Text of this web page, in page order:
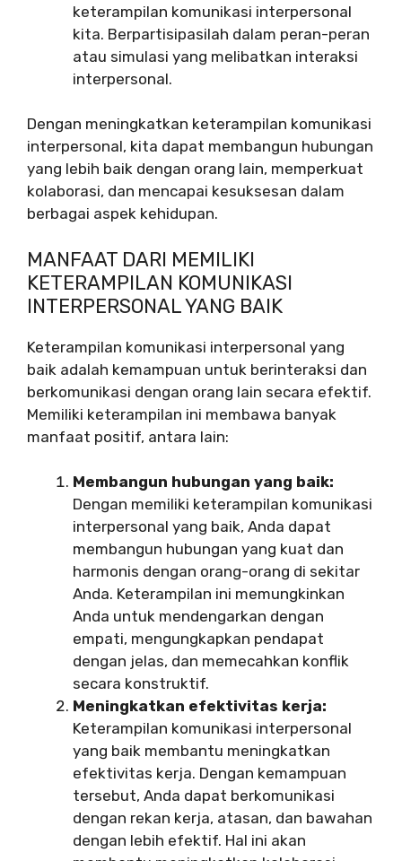
keterampilan komunikasi interpersonal
kita. Berpartisipasilah dalam peran-peran
atau simulasi yang melibatkan interaksi
interpersonal.
Dengan meningkatkan keterampilan komunikasi
interpersonal, kita dapat membangun hubungan
yang lebih baik dengan orang lain, memperkuat
kolaborasi, dan mencapai kesuksesan dalam
berbagai aspek kehidupan.
MANFAAT DARI MEMILIKI
KETERAMPILAN KOMUNIKASI
INTERPERSONAL YANG BAIK
Keterampilan komunikasi interpersonal yang
baik adalah kemampuan untuk berinteraksi dan
berkomunikasi dengan orang lain secara efektif.
Memiliki keterampilan ini membawa banyak
manfaat positif, antara lain:
Membangun hubungan yang baik:
Dengan memiliki keterampilan komunikasi
interpersonal yang baik, Anda dapat
membangun hubungan yang kuat dan
harmonis dengan orang-orang di sekitar
Anda. Keterampilan ini memungkinkan
Anda untuk mendengarkan dengan
empati, mengungkapkan pendapat
dengan jelas, dan memecahkan konflik
secara konstruktif.
Meningkatkan efektivitas kerja:
Keterampilan komunikasi interpersonal
yang baik membantu meningkatkan
efektivitas kerja. Dengan kemampuan
tersebut, Anda dapat berkomunikasi
dengan rekan kerja, atasan, dan bawahan
dengan lebih efektif. Hal ini akan